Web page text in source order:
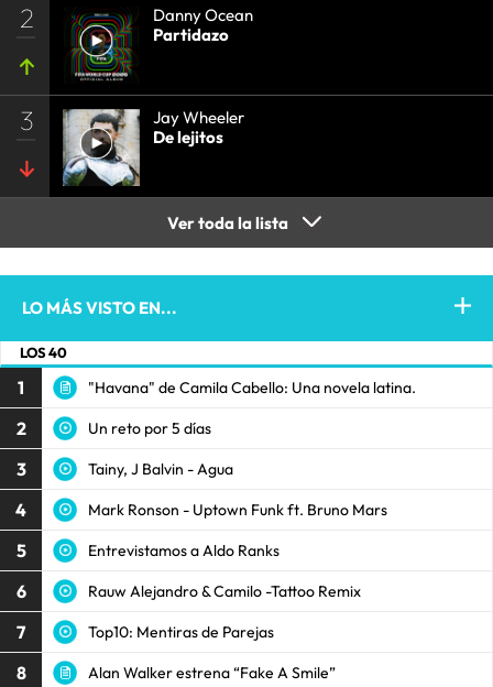
2
Danny Ocean
Partidazo
3
Jay Wheeler
De lejitos
Ver toda la lista
LO MÁS VISTO EN...
LOS 40
1 "Havana" de Camila Cabello: Una novela latina.
2 Un reto por 5 días
3 Tainy, J Balvin - Agua
4 Mark Ronson - Uptown Funk ft. Bruno Mars
5 Entrevistamos a Aldo Ranks
6 Rauw Alejandro & Camilo -Tattoo Remix
7 Top10: Mentiras de Parejas
8 Alan Walker estrena “Fake A Smile”